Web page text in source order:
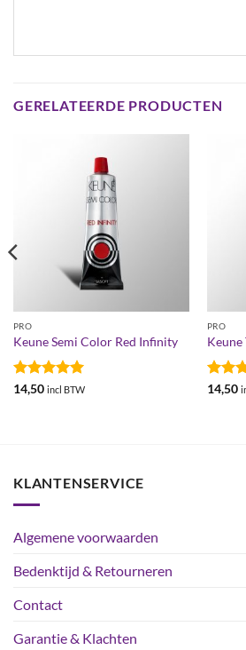
GERELATEERDE PRODUCTEN
PRO
Keune Semi Color Red Infinity
Gewaardeerd
14,50 incl BTW
PRO
14,50
KLANTENSERVICE
Algemene voorwaarden
Bedenktijd & Retourneren
Contact
Garantie & Klachten